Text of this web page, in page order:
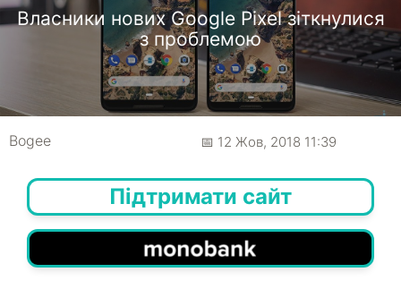
Власники нових Google Pixel зіткнулися
з проблемою
Bogee 📅 12 Жов, 2018 11:39
Підтримати сайт